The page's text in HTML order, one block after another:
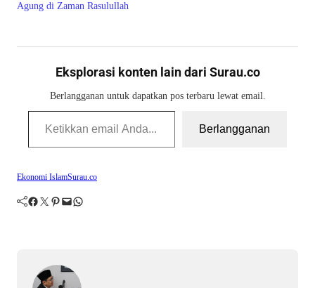
Agung di Zaman Rasulullah
Eksplorasi konten lain dari Surau.co
Berlangganan untuk dapatkan pos terbaru lewat email.
Ketikkan email Anda...
Berlangganan
Ekonomi IslamSurau.co
Facebook Twitter Pinterest Mail WhatsApp